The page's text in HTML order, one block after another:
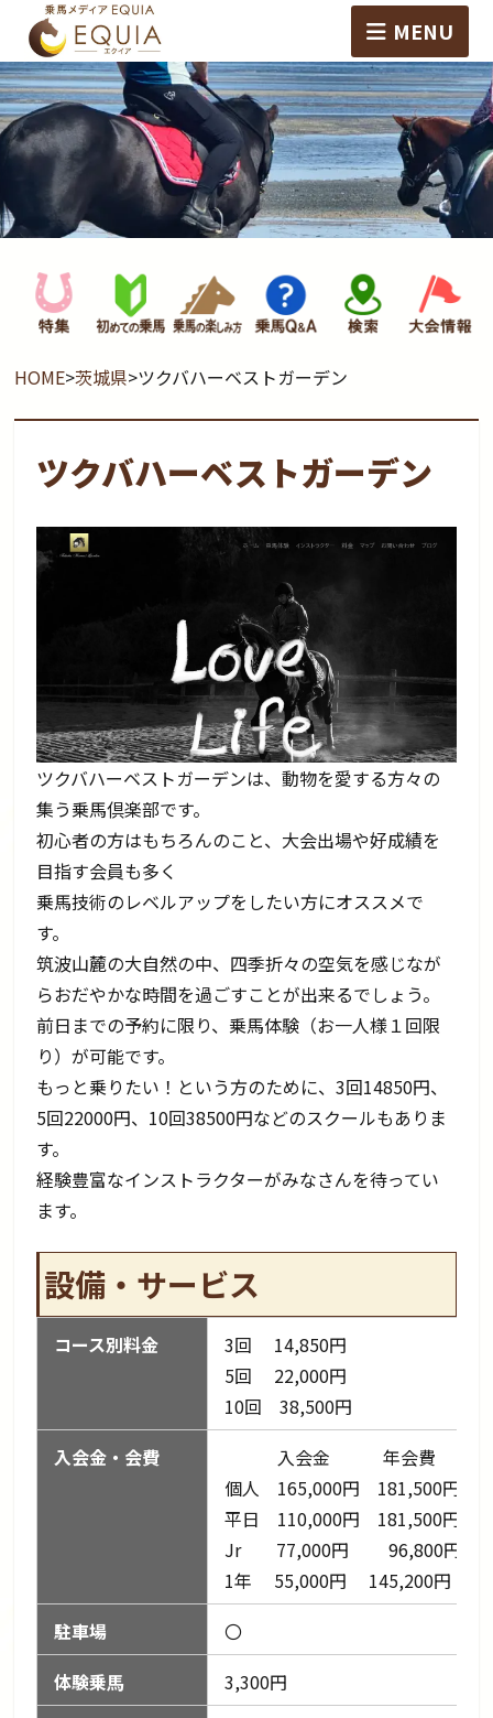
MENU
HOME>茨城県>ツクバハーベストガーデン
ツクバハーベストガーデン
ツクバハーベストガーデンは、動物を愛する方々の
集う乗馬倶楽部です。
初心者の方はもちろんのこと、大会出場や好成績を
目指す会員も多く
乗馬技術のレベルアップをしたい方にオススメで
す。
筑波山麓の大自然の中、四季折々の空気を感じなが
らおだやかな時間を過ごすことが出来るでしょう。
前日までの予約に限り、乗馬体験（お一人様１回限
り）が可能です。
もっと乗りたい！という方のために、3回14850円、
5回22000円、10回38500円などのスクールもありま
す。
経験豊富なインストラクターがみなさんを待ってい
ます。
設備・サービス
コース別料金
3回 14,850円
5回 22,000円
10回 38,500円
入会金・会費
入会金 年会費 半年
個人 165,000円 181,500円
平日 110,000円 181,500円
Jr 77,000円 96,800円
1年 55,000円 145,200円
駐車場
〇
体験乗馬
3,300円